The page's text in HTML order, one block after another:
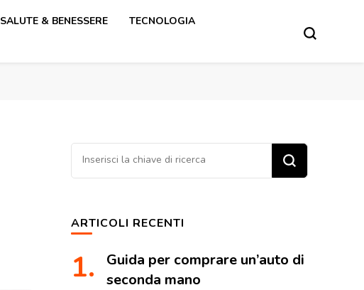
SALUTE & BENESSERE
TECNOLOGIA
Cerchi
qualcosa?
ARTICOLI RECENTI
Guida per comprare un’auto di
seconda mano